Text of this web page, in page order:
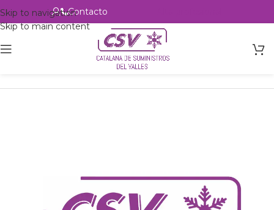
Skip to navigation
Skip to main content
Contacto
csvalles